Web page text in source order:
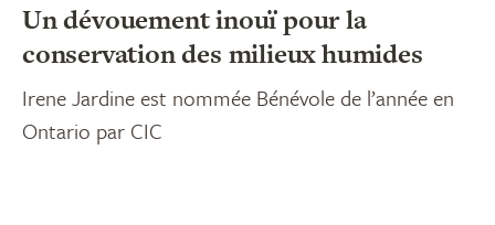
Un dévouement inouï pour la
conservation des milieux humides
Irene Jardine est nommée Bénévole de l’année en
Ontario par CIC